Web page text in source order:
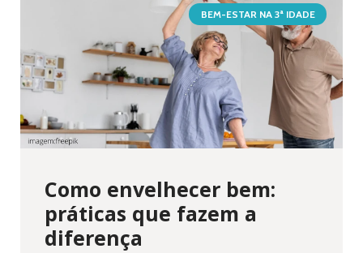
BEM-ESTAR NA 3ª IDADE
Como envelhecer bem:
práticas que fazem a
diferença